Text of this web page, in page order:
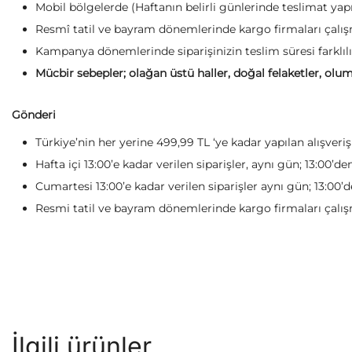
Mobil bölgelerde (Haftanın belirli günlerinde teslimat
Resmî tatil ve bayram dönemlerinde kargo firmaları
Kampanya dönemlerinde siparişinizin teslim süresi
Mücbir sebepler; olağan üstü haller, doğal felaketler,
Gönderi
Türkiye’nin her yerine 499,99 TL ‘ye kadar yapılan
Hafta içi 13:00’e kadar verilen siparişler, aynı gün;
Cumartesi 13:00’e kadar verilen siparişler aynı gün;
Resmi tatil ve bayram dönemlerinde kargo firmaları